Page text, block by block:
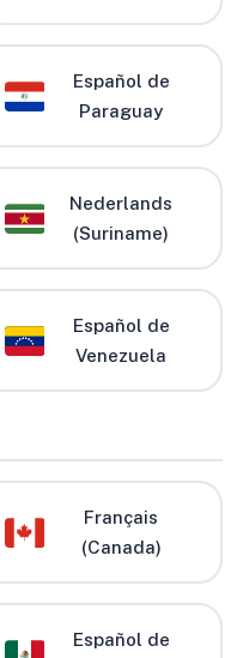
Español de
Paraguay
Nederlands
(Suriname)
Español de
Venezuela
Français
(Canada)
Español de